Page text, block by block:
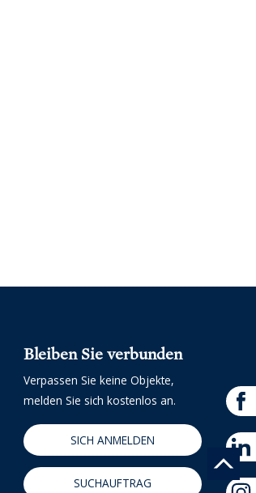
Bleiben Sie verbunden
Verpassen Sie keine Objekte,
melden Sie sich kostenlos an.
SICH ANMELDEN
SUCHAUFTRAG